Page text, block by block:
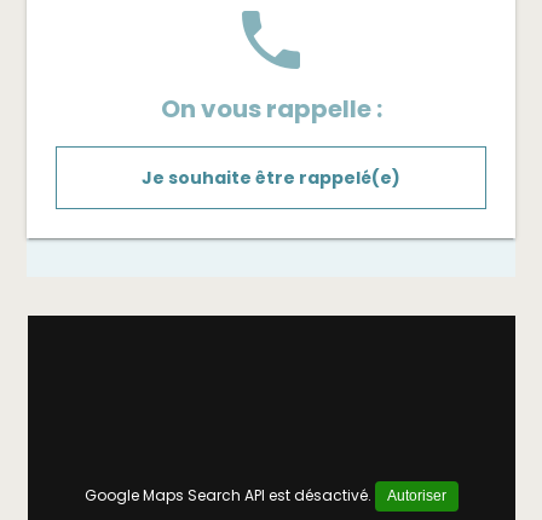
phone
On vous rappelle :
Je souhaite être rappelé(e)
Google Maps Search API est désactivé. Autoriser